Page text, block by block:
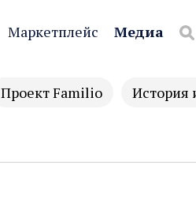
Маркетплейс Медиа
Проект Familio История